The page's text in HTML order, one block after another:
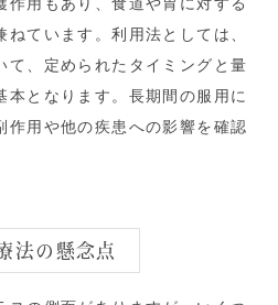
作用もあり、食道や胃に対する
ています。利用法としては、
て、定められたタイミングと量
本となります。長期間の服用に
作用や他の疾患への影響を確認
法の懸念点